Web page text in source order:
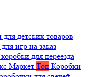
детских товаров
игр на заказ
для переезда
Маркет Топ Коробки